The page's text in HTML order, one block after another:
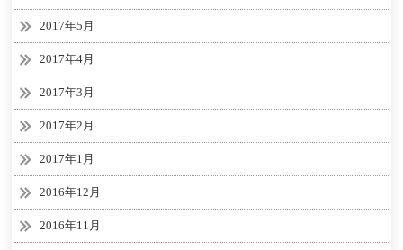
2017年5月
2017年4月
2017年3月
2017年2月
2017年1月
2016年12月
2016年11月